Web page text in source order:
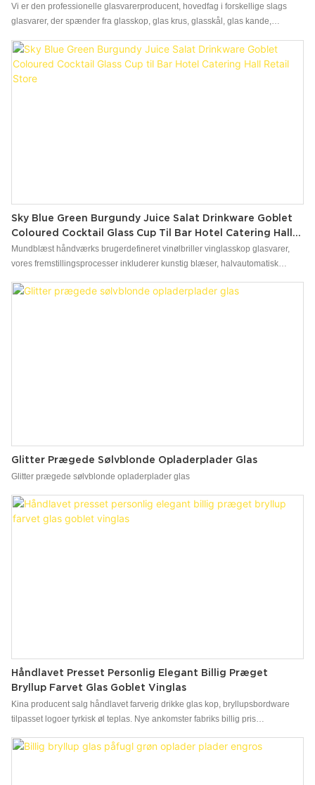
Vi er den professionelle glasvarerproducent, hovedfag i forskellige slags
glasvarer, der spænder fra glasskop, glas krus, glasskål, glas kande,
hjemme/butik/supermarked/restaurant/bar/ktv osv.. Med professionel
designer team, som kan hjælpe design og åbent nyt mam Frosty,
guldbelægning, håndtegning osv. Mall MOQ er acceptabel. Vi har det store
Sky Blue Green Burgundy Juice Salat Drinkware Goblet
Coloured Cocktail Glass Cup Til Bar Hotel Catering Hall
Retail Store
Mundblæst håndværks brugerdefineret vinølbriller vinglasskop glasvarer,
vores fremstillingsprocesser inkluderer kunstig blæser, halvautomatisk
dekorering af ild, sandblæsning, glasfrosting og bronzing. Fremstilling af
Glitter Prægede Sølvblonde Opladerplader Glas
Glitter prægede sølvblonde opladerplader glas
Håndlavet Presset Personlig Elegant Billig Præget
Bryllup Farvet Glas Goblet Vinglas
Kina producent salg håndlavet farverig drikke glas kop, bryllupsbordware
tilpasset logoer tyrkisk øl teplas. Nye ankomster fabriks billig pris
teknik til at fremstille glas inklusive håndlavet, maskine blæst og maskine